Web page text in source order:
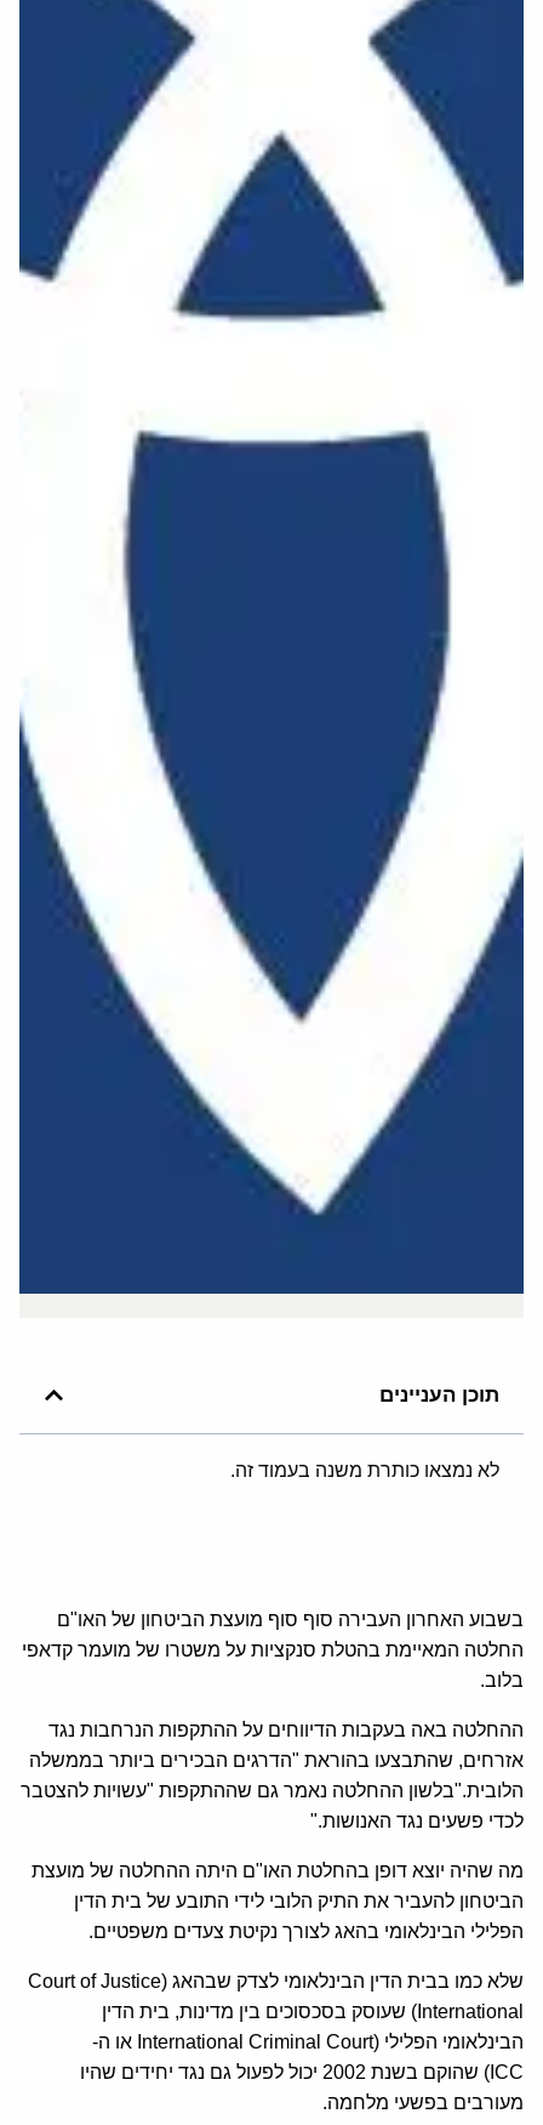
תוכן העניינים
לא נמצאו כותרת משנה בעמוד זה.
בשבוע האחרון העבירה סוף סוף מועצת הביטחון של האו"ם
החלטה המאיימת בהטלת סנקציות על משטרו של מועמר קדאפי
בלוב.
ההחלטה באה בעקבות הדיווחים על ההתקפות הנרחבות נגד
אזרחים, שהתבצעו בהוראת "הדרגים הבכירים ביותר בממשלה
הלובית."בלשון ההחלטה נאמר גם שההתקפות "עשויות להצטבר
לכדי פשעים נגד האנושות."
מה שהיה יוצא דופן בהחלטת האו"ם היתה ההחלטה של מועצת
הביטחון להעביר את התיק הלובי לידי התובע של בית הדין
הפלילי הבינלאומי בהאג לצורך נקיטת צעדים משפטיים.
שלא כמו בבית הדין הבינלאומי לצדק שבהאג (Court of Justice
International) שעוסק בסכסוכים בין מדינות, בית הדין
הבינלאומי הפלילי (International Criminal Court או ה-
ICC) שהוקם בשנת 2002 יכול לפעול גם נגד יחידים שהיו
מעורבים בפשעי מלחמה.